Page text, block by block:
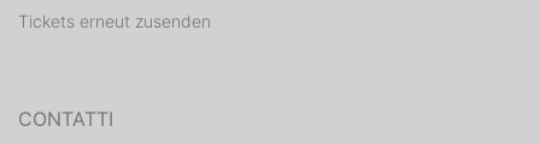
Tickets erneut zusenden
CONTATTI